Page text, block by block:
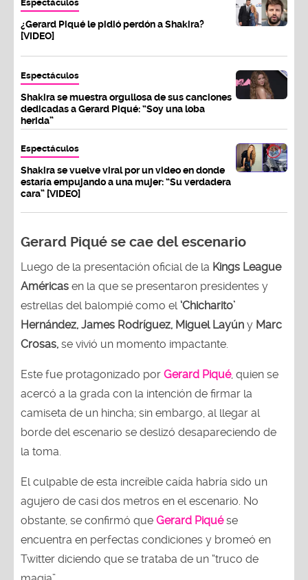
Espectáculos
¿Gerard Piqué le pidió perdón a Shakira?
[VIDEO]
Espectáculos
Shakira se muestra orgullosa de sus canciones
dedicadas a Gerard Piqué: “Soy una loba
herida”
Espectáculos
Shakira se vuelve viral por un video en donde
estaría empujando a una mujer: “Su verdadera
cara” [VIDEO]
Gerard Piqué se cae del escenario
Luego de la presentación oficial de la Kings League
Américas en la que se presentaron presidentes y
estrellas del balompié como el ‘Chicharito’
Hernández, James Rodríguez, Miguel Layún y Marc
Crosas, se vivió un momento impactante.
Este fue protagonizado por Gerard Piqué, quien se
acercó a la grada con la intención de firmar la
camiseta de un hincha; sin embargo, al llegar al
borde del escenario se deslizó desapareciendo de
la toma.
El culpable de esta increíble caída habría sido un
agujero de casi dos metros en el escenario. No
obstante, se confirmó que Gerard Piquése
encuentra en perfectas condiciones y bromeó en
Twitter diciendo que se trataba de un “truco de